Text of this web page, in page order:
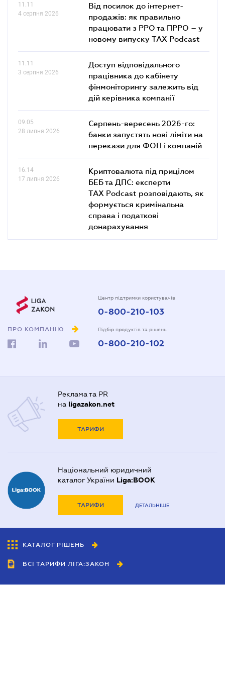
11.11
4 серпня 2026
Від посилок до інтернет-
продажів: як правильно
працювати з РРО та ПРРО – у
новому випуску TAX Podcast
11.11
3 серпня 2026
Доступ відповідального
працівника до кабінету
фінмоніторингу залежить від
дій керівника компанії
09.05
28 липня 2026
Серпень-вересень 2026-го:
банки запустять нові ліміти на
перекази для ФОП і компаній
16.14
17 липня 2026
Криптовалюта під прицілом
БЕБ та ДПС: експерти
TAX Podcast розповідають, як
формується кримінальна
справа і податкові
донарахування
ПРО КОМПАНІЮ
Центр підтримки користувачів
0-800-210-103
Підбір продуктів та рішень
0-800-210-102
Реклама та PR
на ligazakon.net
ТАРИФИ
Національний юридичний
каталог України Liga:BOOK
ТАРИФИ ДЕТАЛЬНІШЕ
КАТАЛОГ РІШЕНЬ
ВСІ ТАРИФИ ЛІГА:ЗАКОН